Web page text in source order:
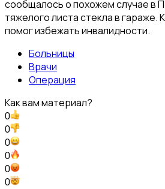
сообщалось о похожем случае в
тяжелого листа стекла в гараже.
помог избежать инвалидности.
Больницы
Врачи
Операция
Как вам материал?
0
0
0
0
0
0